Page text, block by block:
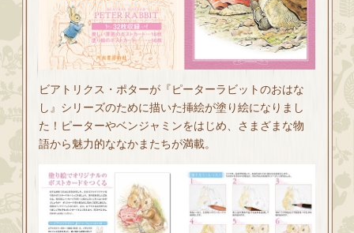
ビアトリクス・ポターが『ピーターラビットのおはな
し』シリーズのために描いた挿絵が塗り絵になりまし
た！ピーターやベンジャミンをはじめ、さまざまな物
語から魅力的ななかまたちが満載。